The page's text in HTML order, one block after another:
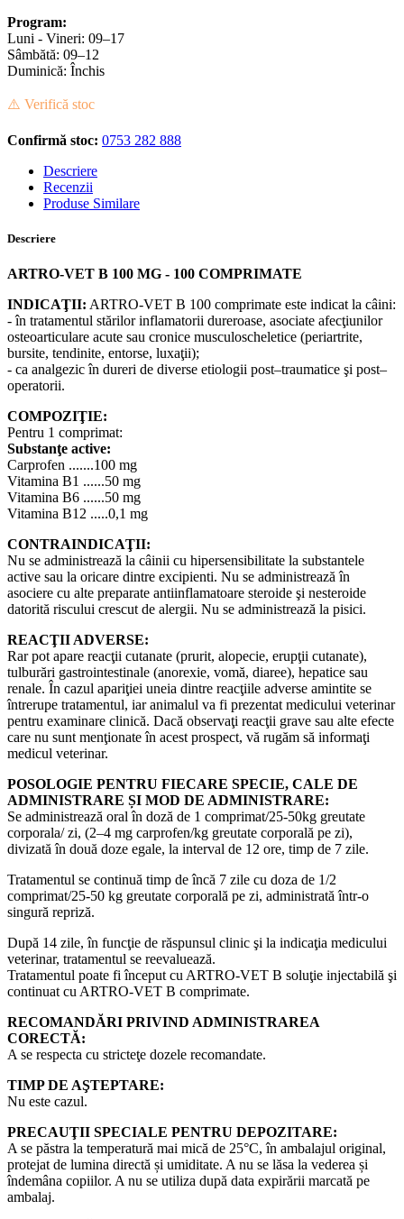
Program:
Luni - Vineri: 09–17
Sâmbătă: 09–12
Duminică: Închis
⚠️ Verifică stoc
Confirmă stoc: 0753 282 888
Descriere
Recenzii
Produse Similare
Descriere
ARTRO-VET B 100 MG - 100 COMPRIMATE
INDICAŢII: ARTRO-VET B 100 comprimate este indicat la câini:
- în tratamentul stărilor inflamatorii dureroase, asociate afecţiunilor
osteoarticulare acute sau cronice musculoscheletice (periartrite,
bursite, tendinite, entorse, luxaţii);
- ca analgezic în dureri de diverse etiologii post–traumatice şi post–
operatorii.
COMPOZIŢIE:
Pentru 1 comprimat:
Substanţe active:
Carprofen .......100 mg
Vitamina B1 ......50 mg
Vitamina B6 ......50 mg
Vitamina B12 .....0,1 mg
CONTRAINDICAŢII:
Nu se administrează la câinii cu hipersensibilitate la substantele
active sau la oricare dintre excipienti. Nu se administrează în
asociere cu alte preparate antiinflamatoare steroide şi nesteroide
datorită riscului crescut de alergii. Nu se administrează la pisici.
REACŢII ADVERSE:
Rar pot apare reacţii cutanate (prurit, alopecie, erupţii cutanate),
tulburări gastrointestinale (anorexie, vomă, diaree), hepatice sau
renale. În cazul apariţiei uneia dintre reacţiile adverse amintite se
întrerupe tratamentul, iar animalul va fi prezentat medicului veterinar
pentru examinare clinică. Dacă observaţi reacţii grave sau alte efecte
care nu sunt menţionate în acest prospect, vă rugăm să informaţi
medicul veterinar.
POSOLOGIE PENTRU FIECARE SPECIE, CALE DE
ADMINISTRARE ȘI MOD DE ADMINISTRARE:
Se administrează oral în doză de 1 comprimat/25-50kg greutate
corporala/ zi, (2–4 mg carprofen/kg greutate corporală pe zi),
divizată în două doze egale, la interval de 12 ore, timp de 7 zile.
Tratamentul se continuă timp de încă 7 zile cu doza de 1/2
comprimat/25-50 kg greutate corporală pe zi, administrată într-o
singură repriză.
După 14 zile, în funcţie de răspunsul clinic şi la indicaţia medicului
veterinar, tratamentul se reevaluează.
Tratamentul poate fi început cu ARTRO-VET B soluţie injectabilă şi
continuat cu ARTRO-VET B comprimate.
RECOMANDĂRI PRIVIND ADMINISTRAREA
CORECTĂ:
A se respecta cu stricteţe dozele recomandate.
TIMP DE AŞTEPTARE:
Nu este cazul.
PRECAUŢII SPECIALE PENTRU DEPOZITARE:
A se păstra la temperatură mai mică de 25°C, în ambalajul original,
protejat de lumina directă și umiditate. A nu se lăsa la vederea și
îndemâna copiilor. A nu se utiliza după data expirării marcată pe
ambalaj.